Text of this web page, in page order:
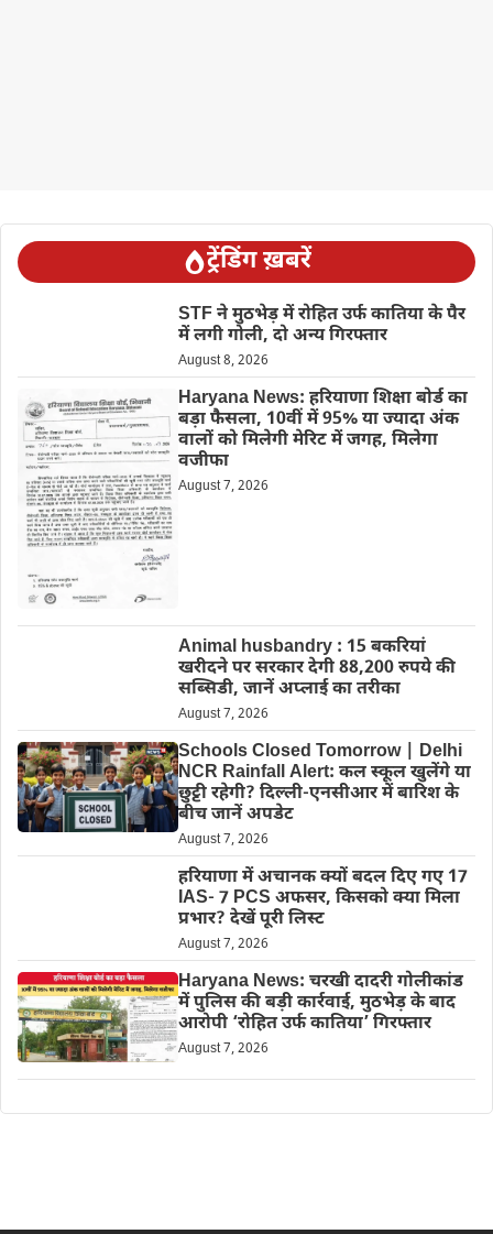
ट्रेंडिंग ख़बरें
STF ने मुठभेड़ में रोहित उर्फ कातिया के पैर
में लगी गोली, दो अन्य गिरफ्तार
August 8, 2026
Haryana News: हरियाणा शिक्षा बोर्ड का
बड़ा फैसला, 10वीं में 95% या ज्यादा अंक
वालों को मिलेगी मेरिट में जगह, मिलेगा
वजीफा
August 7, 2026
Animal husbandry : 15 बकरियां
खरीदने पर सरकार देगी 88,200 रुपये की
सब्सिडी, जानें अप्लाई का तरीका
August 7, 2026
Schools Closed Tomorrow | Delhi
NCR Rainfall Alert: कल स्कूल खुलेंगे या
छुट्टी रहेगी? दिल्ली-एनसीआर में बारिश के
बीच जानें अपडेट
August 7, 2026
हरियाणा में अचानक क्यों बदल दिए गए 17
IAS- 7 PCS अफसर, किसको क्या मिला
प्रभार? देखें पूरी लिस्ट
August 7, 2026
Haryana News: चरखी दादरी गोलीकांड
में पुलिस की बड़ी कार्रवाई, मुठभेड़ के बाद
आरोपी ‘रोहित उर्फ कातिया’ गिरफ्तार
August 7, 2026